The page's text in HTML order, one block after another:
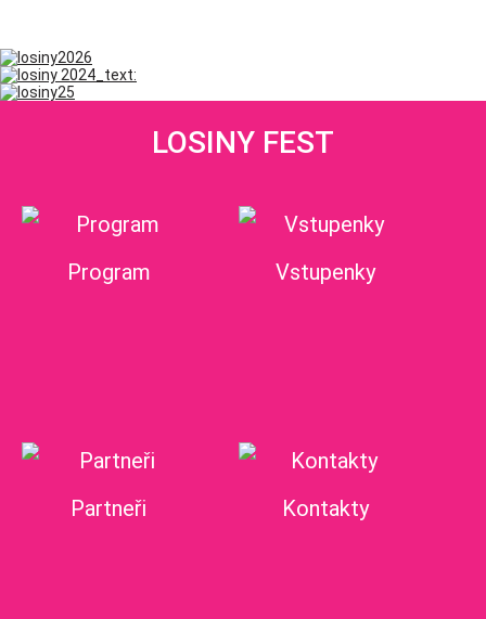
LOSINY FEST
Program Vstupenky
Partneři Kontakty